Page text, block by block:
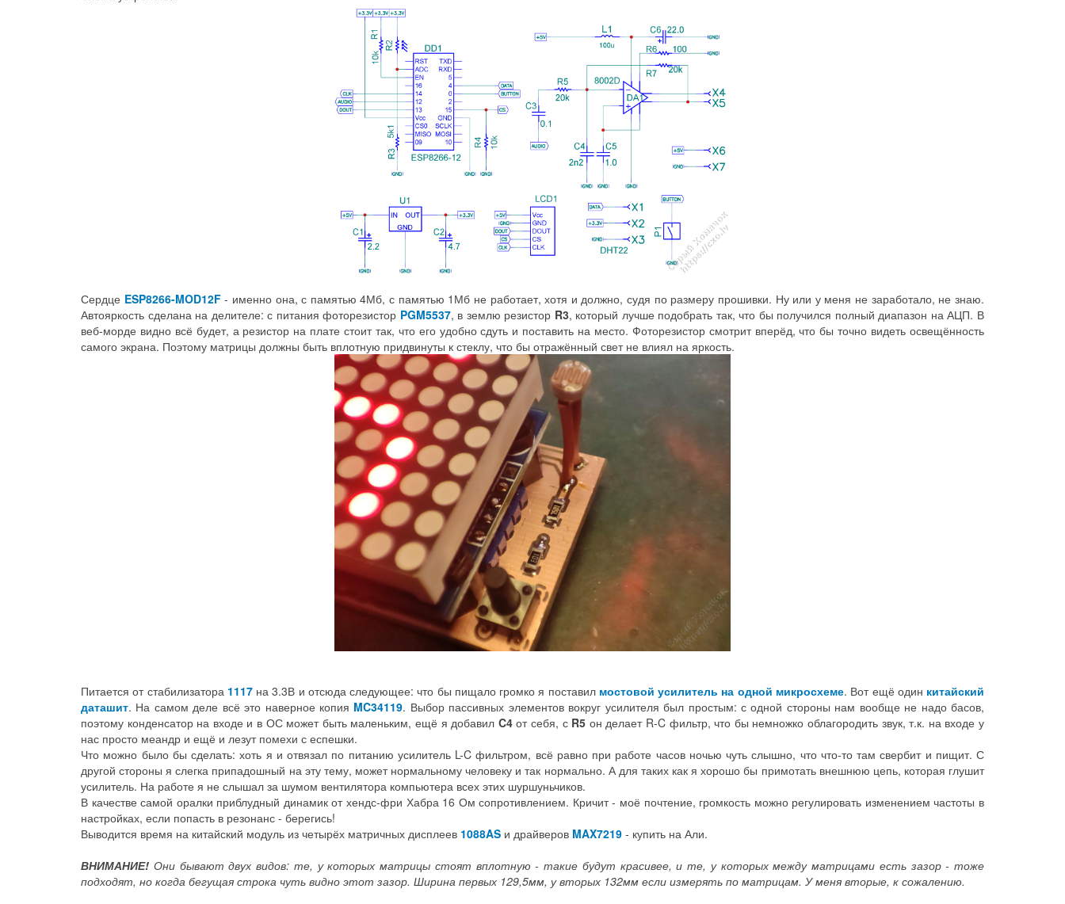
Сердце ESP8266-MOD12F- именно она, с памятью 4Мб, с памятью 1Мб не работает, хотя и должно, судя по размеру прошивки. Ну или у меня не заработало, не знаю.
Автояркость сделана на делителе: с питания фоторезистор PGM5537, в землю резистор R3, который лучше подобрать так, что бы получился полный диапазон на АЦП. В
веб-морде видно всё будет, а резистор на плате стоит так, что его удобно сдуть и поставить на место. Фоторезистор смотрит вперёд, что бы точно видеть освещённость
самого экрана. Поэтому матрицы должны быть вплотную придвинуты к стеклу, что бы отражённый свет не влиял на яркость.
Питается от стабилизатора 1117 на 3.3В и отсюда следующее: что бы пищало громко я поставил мостовой усилитель на одной микросхеме. Вот ещё один китайский
даташит. На самом деле всё это наверное копия MC34119. Выбор пассивных элементов вокруг усилителя был простым: с одной стороны нам вообще не надо басов,
поэтому конденсатор на входе и в ОС может быть маленьким, ещё я добавил C4от себя, с R5 он делает R-C фильтр, что бы немножко облагородить звук, т.к. на входе у
нас просто меандр и ещё и лезут помехи с еспешки.
Что можно было бы сделать: хоть я и отвязал по питанию усилитель L-C фильтром, всё равно при работе часов ночью чуть слышно, что что-то там свербит и пищит. С
другой стороны я слегка припадошный на эту тему, может нормальному человеку и так нормально. А для таких как я хорошо бы примотать внешнюю цепь, которая глушит
усилитель. На работе я не слышал за шумом вентилятора компьютера всех этих шуршуньчиков.
В качестве самой оралки приблудный динамик от хендс-фри Хабра 16 Ом сопротивлением. Кричит - моё почтение, громкость можно регулировать изменением частоты в
настройках, если попасть в резонанс - берегись!
Выводится время на китайский модуль из четырёх матричных дисплеев 1088AS и драйверов MAX7219 - купить на Али.
ВНИМАНИЕ! Они бывают двух видов: те, у которых матрицы стоят вплотную - такие будут красивее, и те, у которых между матрицами есть зазор - тоже
подходят, но когда бегущая строка чуть видно этот зазор. Ширина первых 129,5мм, у вторых 132мм если измерять по матрицам. У меня вторые, к сожалению.